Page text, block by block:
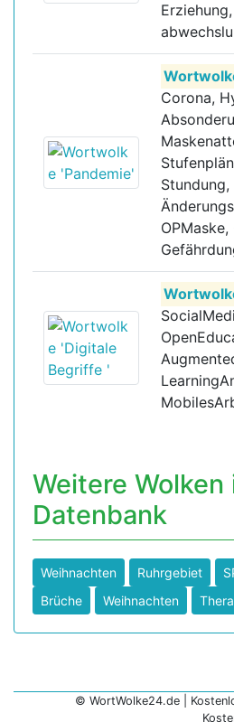
Corona,
Weitere Wolken
Datenbank
Weihnachten Ruhrgebiet
Brüche
Weihnachten
© WortWolke24.de |